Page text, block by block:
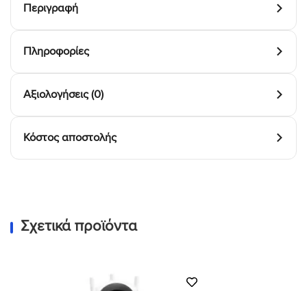
Περιγραφή
Πληροφορίες
Αξιολογήσεις (0)
Κόστος αποστολής
Σχετικά προϊόντα